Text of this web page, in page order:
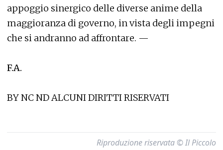
appoggio sinergico delle diverse anime della
maggioranza di governo, in vista degli impegni
che si andranno ad affrontare. —
F.A.
BY NC ND ALCUNI DIRITTI RISERVATI
Riproduzione riservata © Il Piccolo